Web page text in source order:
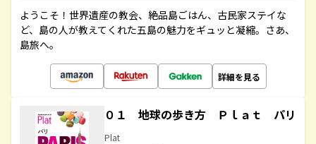
ようこそ！世界遺産の教会、絶品島ごはん、古民家ステイな
ど、島の人が教えてくれた五島の魅力をギュッと凝縮。さあ、
島旅へ。
詳細を見る
０１ 地球の歩き方 Ｐｌａｔ パリ
Plat